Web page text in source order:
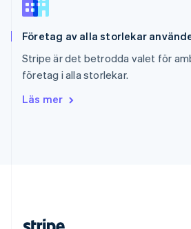
Företag av alla storlekar
Stripe är det betrodda valet för
företag i alla storlekar.
Läs mer
Storbritannien
Sverige
Thailand
ไทยEnglish
English